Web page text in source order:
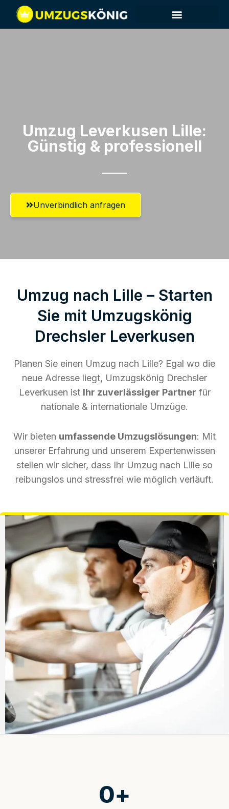
Umzug Leverkusen​ Lille:
Günstig & professionell​
Unverbindlich anfragen
Umzug nach Lille – Starten
Sie mit Umzugskönig
Drechsler Leverkusen
Planen Sie einen Umzug nach Lille? Egal wo die
neue Adresse liegt, Umzugskönig Drechsler
Leverkusen ist Ihr zuverlässiger Partner für
nationale & internationale Umzüge.
Wir bieten umfassende Umzugslösungen: Mit
unserer Erfahrung und unserem Expertenwissen
stellen wir sicher, dass Ihr Umzug nach Lille so
reibungslos und stressfrei wie möglich verläuft.
0+